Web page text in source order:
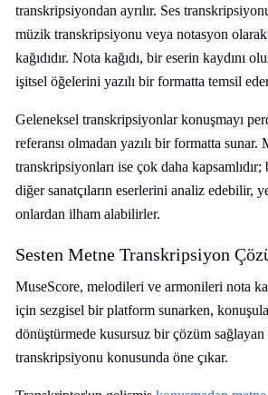
transkripsiyondan ayrılır. Ses
müzik transkripsiyonu veya notasyon olarak
kağıdıdır. Nota kağıdı, bir eserin kaydını
işitsel öğelerini yazılı bir formatta temsil
Geleneksel transkripsiyonlar konuşmayı
referansı olmadan yazılı bir formatta sunar.
transkripsiyonları ise çok daha
diğer sanatçıların eserlerini analiz edebilir,
onlardan ilham alabilirler.
Sesten Metne Transkripsiyon
MuseScore, melodileri ve armonileri nota
için sezgisel bir platform sunarken,
dönüştürmede kusursuz bir çözüm sağlayan
transkripsiyonu konusunda öne çıkar.